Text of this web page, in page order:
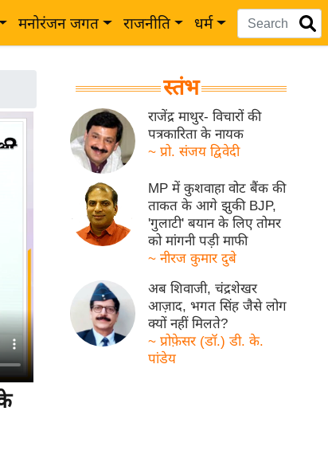
मनोरंजन जगत राजनीति धर्म
स्तंभ
राजेंद्र माथुर- विचारों की
पत्रकारिता के नायक
~ प्रो. संजय द्विवेदी
MP में कुशवाहा वोट बैंक की
ताकत के आगे झुकी BJP,
'गुलाटी' बयान के लिए तोमर
को मांगनी पड़ी माफी
~ नीरज कुमार दुबे
अब शिवाजी, चंद्रशेखर
आज़ाद, भगत सिंह जैसे लोग
क्यों नहीं मिलते?
~ प्रोफ़ेसर (डॉ.) डी. के.
पांडेय